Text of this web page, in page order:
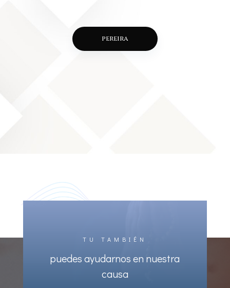
pereira
TU TAMBIÉN
puedes ayudarnos en nuestra
causa